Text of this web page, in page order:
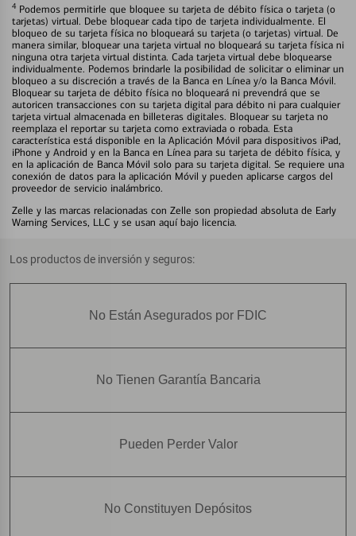
4 Podemos permitirle que bloquee su tarjeta de débito física o tarjeta (o
tarjetas) virtual. Debe bloquear cada tipo de tarjeta individualmente. El
bloqueo de su tarjeta física no bloqueará su tarjeta (o tarjetas) virtual. De
manera similar, bloquear una tarjeta virtual no bloqueará su tarjeta física ni
ninguna otra tarjeta virtual distinta. Cada tarjeta virtual debe bloquearse
individualmente. Podemos brindarle la posibilidad de solicitar o eliminar un
bloqueo a su discreción a través de la Banca en Línea y/o la Banca Móvil.
Bloquear su tarjeta de débito física no bloqueará ni prevendrá que se
autoricen transacciones con su tarjeta digital para débito ni para cualquier
tarjeta virtual almacenada en billeteras digitales. Bloquear su tarjeta no
reemplaza el reportar su tarjeta como extraviada o robada. Esta
característica está disponible en la Aplicación Móvil para dispositivos iPad,
iPhone y Android y en la Banca en Línea para su tarjeta de débito física, y
en la aplicación de Banca Móvil solo para su tarjeta digital. Se requiere una
conexión de datos para la aplicación Móvil y pueden aplicarse cargos del
proveedor de servicio inalámbrico.
Zelle y las marcas relacionadas con Zelle son propiedad absoluta de Early
Warning Services, LLC y se usan aquí bajo licencia.
Los productos de inversión y seguros:
No Están Asegurados por FDIC
No Tienen Garantía Bancaria
Pueden Perder Valor
No Constituyen Depósitos